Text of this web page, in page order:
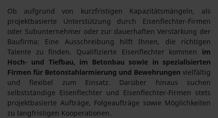
Ob aufgrund von kurzfristigen Kapazitätsmängeln, als
projektbasierte Unterstützung durch Eisenflechter-Firmen
oder Subunternehmer oder zur dauerhaften Verstärkung der
Baufirma: Eine Ausschreibung hilft Ihnen, die richtigen
Talente zu finden. Qualifizierte Eisenflechter kommen im
Hoch- und Tiefbau, im Betonbau sowie in spezialisierten
Firmen für Betonstahlarmierung und Bewehrungen vielfältig
und flexibel zum Einsatz. Darüber hinaus suchen
selbstständige Eisenflechter und Eisenflechter-Firmen stets
projektbasierte Aufträge, Folgeaufträge sowie Möglichkeiten
zu langfristigen Kooperationen.